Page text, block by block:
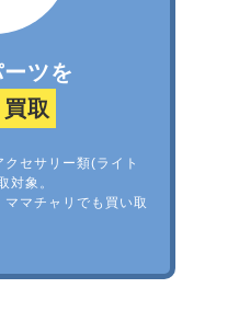
ツを
取
セサリー類(ライト
対象。
マチャリでも買い取